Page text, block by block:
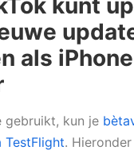
kunt
als
gebruikt, kun je
TestFlight.